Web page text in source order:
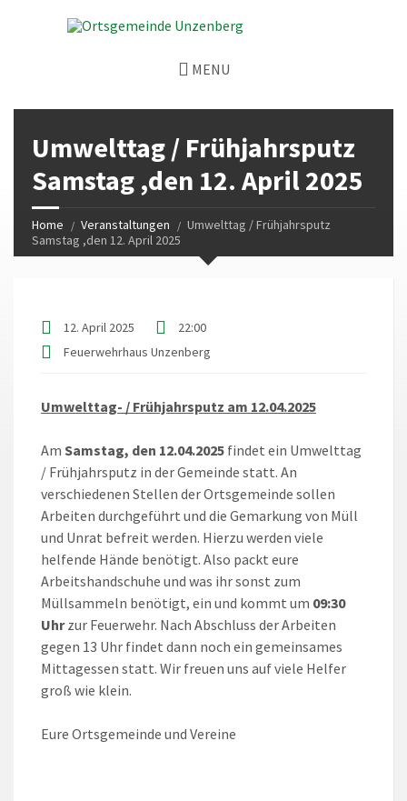
MENU
Umwelttag / Frühjahrsputz
Samstag ,den 12. April 2025
Home Veranstaltungen
Umwelttag / Frühjahrsputz
Samstag ,den 12. April 2025
12. April 2025
22:00
Feuerwehrhaus Unzenberg
Umwelttag- / Frühjahrsputz am 12.04.2025
Am Samstag, den 12.04.2025 findet ein Umwelttag
/ Frühjahrsputz in der Gemeinde statt. An
verschiedenen Stellen der Ortsgemeinde sollen
Arbeiten durchgeführt und die Gemarkung von Müll
und Unrat befreit werden. Hierzu werden viele
helfende Hände benötigt. Also packt eure
Arbeitshandschuhe und was ihr sonst zum
Müllsammeln benötigt, ein und kommt um 09:30
Uhrzur Feuerwehr. Nach Abschluss der Arbeiten
gegen 13 Uhr findet dann noch ein gemeinsames
Mittagessen statt. Wir freuen uns auf viele Helfer
groß wie klein.
Eure Ortsgemeinde und Vereine